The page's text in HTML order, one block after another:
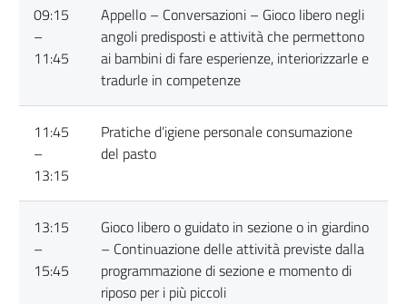
09:15
–
11:45
Appello – Conversazioni – Gioco libero negli
angoli predisposti e attività che permettono
ai bambini di fare esperienze, interiorizzarle e
tradurle in competenze
11:45
–
13:15
Pratiche d’igiene personale consumazione
del pasto
13:15
–
15:45
Gioco libero o guidato in sezione o in giardino
– Continuazione delle attività previste dalla
programmazione di sezione e momento di
riposo per i più piccoli